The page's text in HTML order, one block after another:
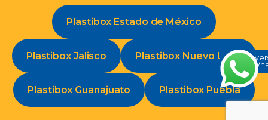
en
Plastibox Estado de México
Plastibox Jalisco Plastibox Nuevo León
Plastibox Guanajuato Plastibox Puebla